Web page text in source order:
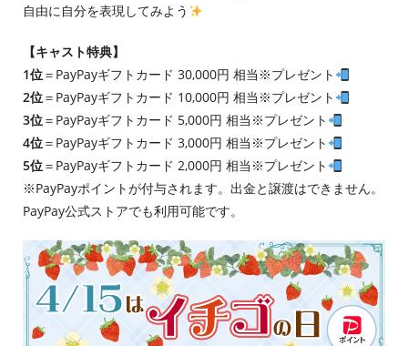
自由に自分を表現してみよう
【キャスト特典】
1位＝PayPayギフトカード 30,000円 相当※プレゼント
2位＝PayPayギフトカード 10,000円 相当※プレゼント
3位＝PayPayギフトカード 5,000円 相当※プレゼント
4位＝PayPayギフトカード 3,000円 相当※プレゼント
5位＝PayPayギフトカード 2,000円 相当※プレゼント
※PayPayポイントが付与されます。出金と譲渡はできません。
PayPay公式ストアでも利用可能です。